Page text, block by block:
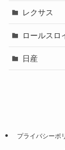
レクサス
ロールスロ
日産
プライバシーポ